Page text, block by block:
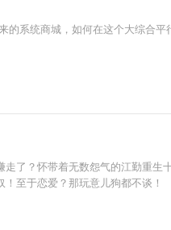
系统商城，如何在这个大综合平
了？怀带着无数怨气的江勤重
至于恋爱？那玩意儿狗都不谈！